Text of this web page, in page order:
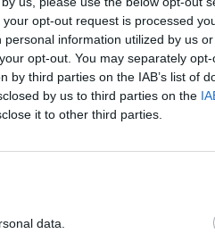
opt-out request is processed
information utilized by us
opt-out. You may separately
third parties on the IAB’s list of
by us to third parties on the
it to other third parties.
data.
Αθήνα